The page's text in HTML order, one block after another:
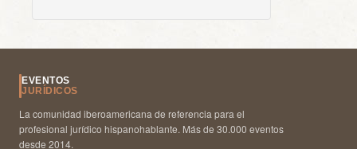
EVENTOS
JURÍDICOS
La comunidad iberoamericana de referencia para el
profesional jurídico hispanohablante. Más de 30.000 eventos
desde 2014.